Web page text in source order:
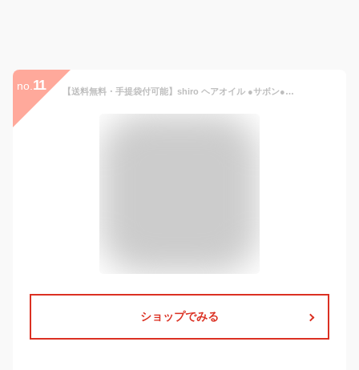
no. 11 【送料無料・手提袋付可能】shiro ヘアオイル ●サボン● 30mL ＜ヘアーオイル＞ SAVON シロ しろ HAIR OIL siro ※商品は予告なくリニューアルいたします。
ショップでみる